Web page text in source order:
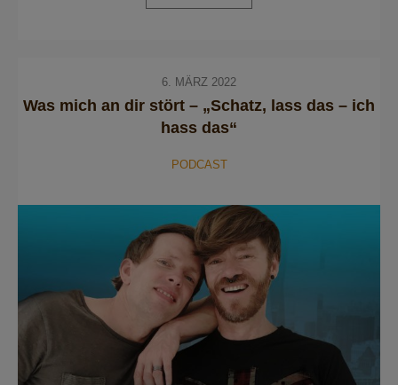
6. MÄRZ 2022
Was mich an dir stört – „Schatz, lass das – ich
hass das“
PODCAST